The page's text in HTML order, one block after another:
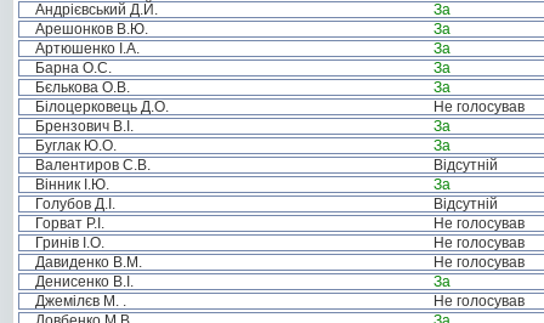
Андрієвський Д.Й.
За
Арешонков В.Ю.
За
Артюшенко І.А.
За
Барна О.С.
За
Бєлькова О.В.
За
Білоцерковець Д.О.
Не голосував
Брензович В.І.
За
Буглак Ю.О.
За
Валентиров С.В.
Відсутній
Вінник І.Ю.
За
Голубов Д.І.
Відсутній
Горват Р.І.
Не голосував
Гринів І.О.
Не голосував
Давиденко В.М.
Не голосував
Денисенко В.І.
За
Джемілєв М. .
Не голосував